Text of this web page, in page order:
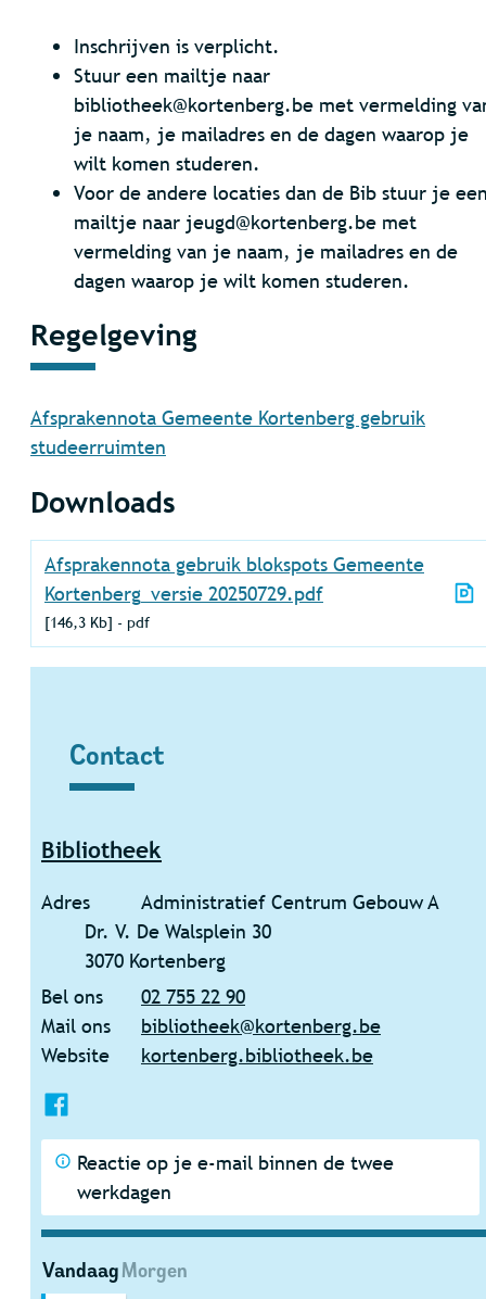
Inschrijven is verplicht.
Stuur een mailtje naar
bibliotheek@kortenberg.be met vermelding
je naam, je mailadres en de dagen waarop je
wilt komen studeren.
Voor de andere locaties dan de Bib stuur je
mailtje naar jeugd@kortenberg.be met
vermelding van je naam, je mailadres en de
dagen waarop je wilt komen studeren.
Regelgeving
Afsprakennota Gemeente Kortenberg gebruik
studeerruimten
Downloads
Afsprakennota gebruik blokspots Gemeente
Kortenberg_versie 20250729.pdf
146,3 Kb pdf
Contact
Bibliotheek
Adres
Administratief Centrum Gebouw A
Dr. V. De Walsplein 30
,
3070 Kortenberg
Bel ons
02 755 22 90
Mail ons
bibliotheek@kortenberg.be
Website
kortenberg.bibliotheek.be
Facebook
Reactie op je e-mail binnen de twee
werkdagen
VandaagMorgen